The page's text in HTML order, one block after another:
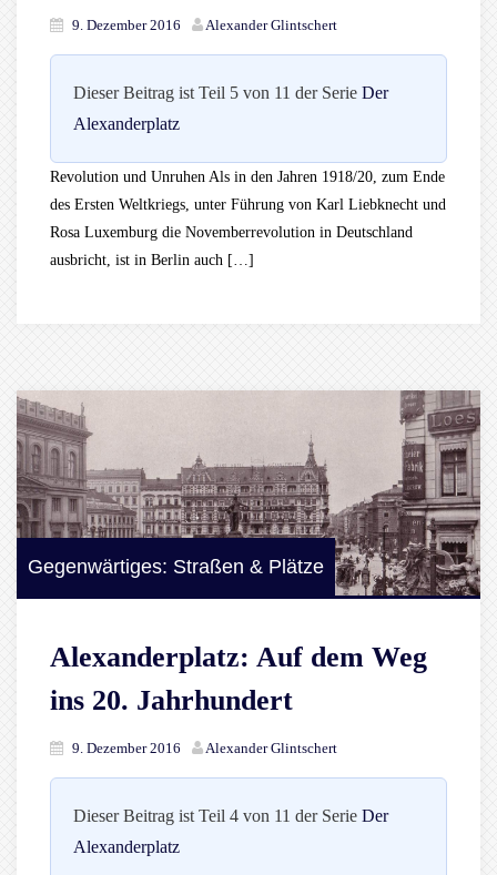
9. Dezember 2016 Alexander Glintschert
Dieser Beitrag ist Teil 5 von 11 der Serie Der
Alexanderplatz
Revolution und Unruhen Als in den Jahren 1918/20, zum Ende
des Ersten Weltkriegs, unter Führung von Karl Liebknecht und
Rosa Luxemburg die Novemberrevolution in Deutschland
ausbricht, ist in Berlin auch […]
Gegenwärtiges: Straßen & Plätze
Alexanderplatz: Auf dem Weg
ins 20. Jahrhundert
9. Dezember 2016 Alexander Glintschert
Dieser Beitrag ist Teil 4 von 11 der Serie Der
Alexanderplatz